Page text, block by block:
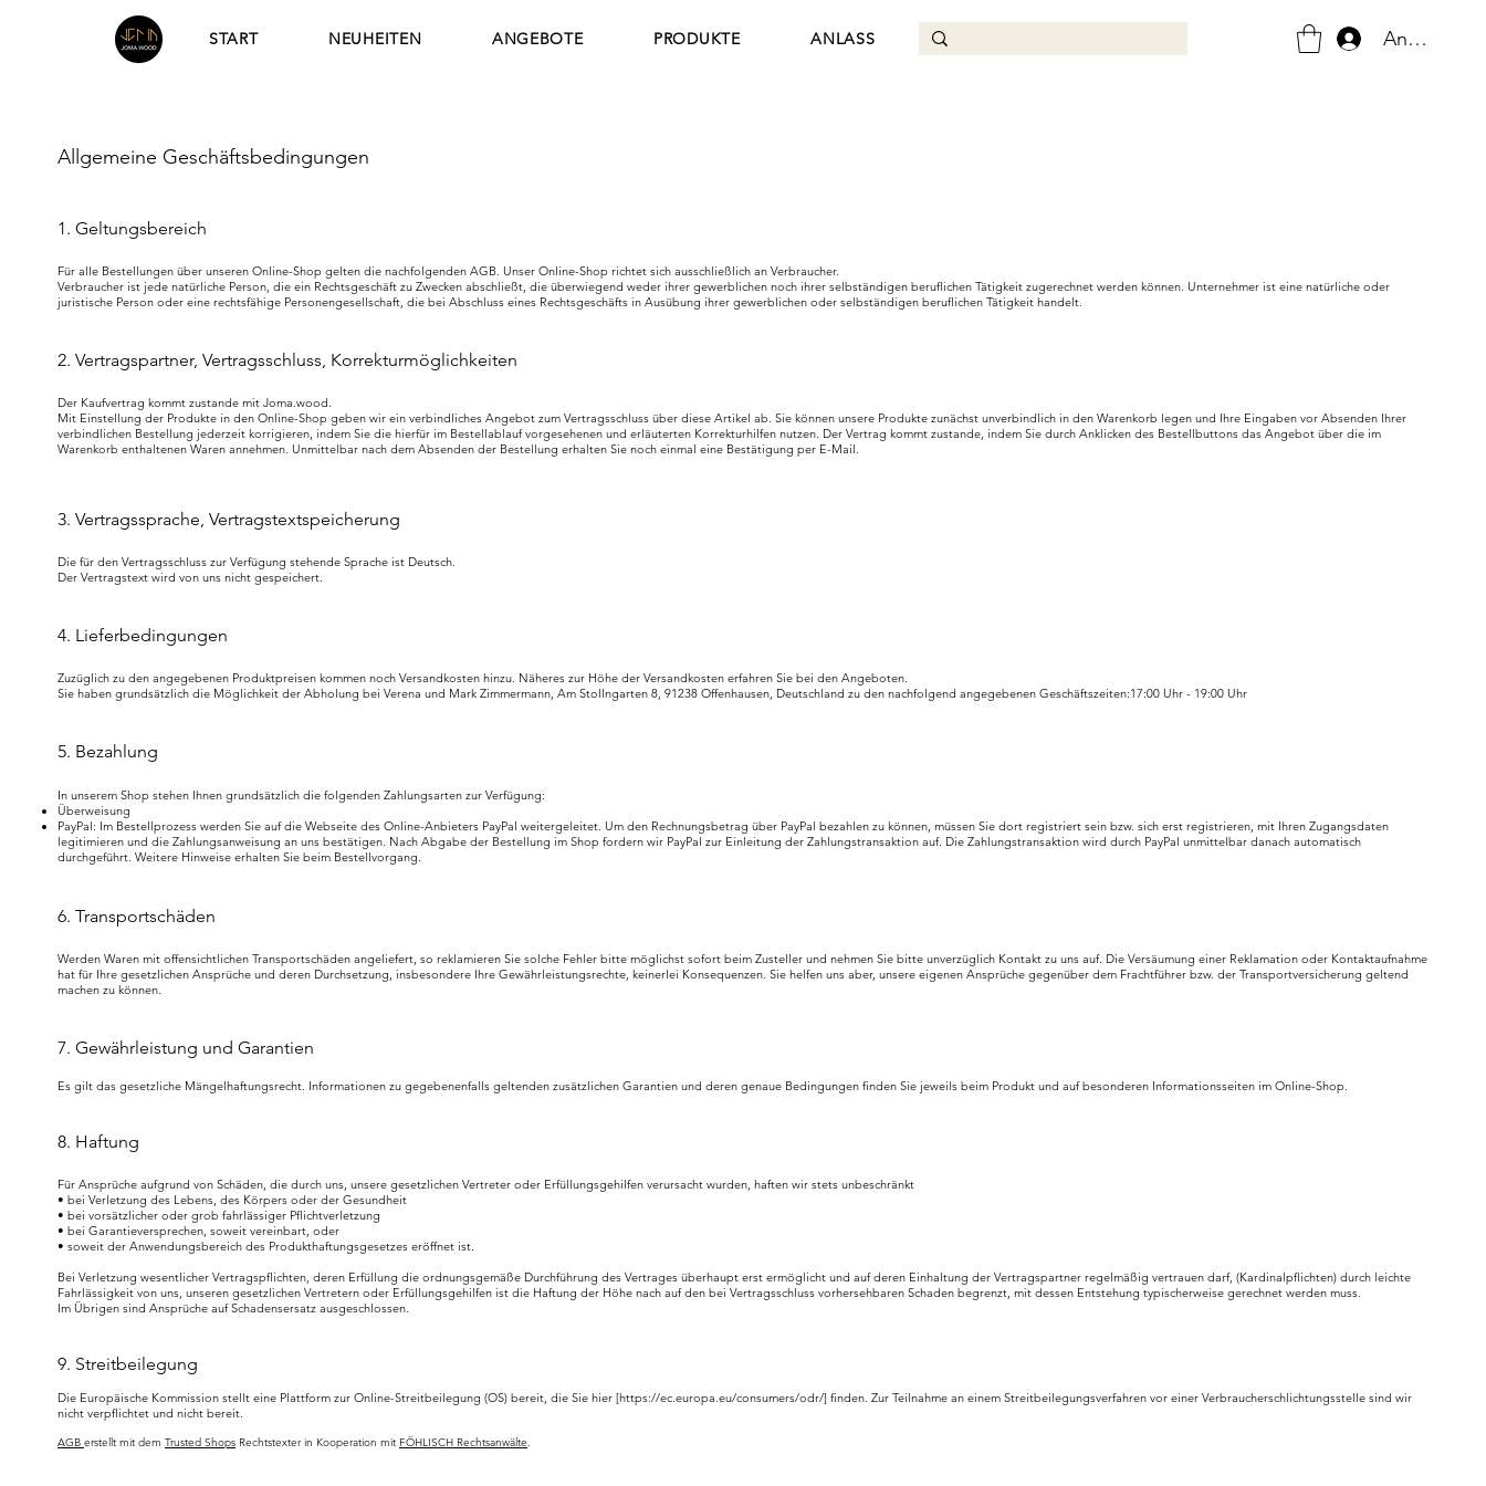
START NEUHEITEN ANGEBOTE PRODUKTE ANLASS Anmelden
Allgemeine Geschäftsbedingungen
1. Geltungsbereich
Für alle Bestellungen über unseren Online-Shop gelten die nachfolgenden AGB. Unser Online-Shop richtet sich ausschließlich an Verbraucher.
Verbraucher ist jede natürliche Person, die ein Rechtsgeschäft zu Zwecken abschließt, die überwiegend weder ihrer gewerblichen noch ihrer selbständigen beruflichen Tätigkeit zugerechnet werden können. Unternehmer ist eine natürliche oder
juristische Person oder eine rechtsfähige Personengesellschaft, die bei Abschluss eines Rechtsgeschäfts in Ausübung ihrer gewerblichen oder selbständigen beruflichen Tätigkeit handelt.
2. Vertragspartner, Vertragsschluss, Korrekturmöglichkeiten
Der Kaufvertrag kommt zustande mit Joma.wood.
Mit Einstellung der Produkte in den Online-Shop geben wir ein verbindliches Angebot zum Vertragsschluss über diese Artikel ab. Sie können unsere Produkte zunächst unverbindlich in den Warenkorb legen und Ihre Eingaben vor Absenden Ihrer
verbindlichen Bestellung jederzeit korrigieren, indem Sie die hierfür im Bestellablauf vorgesehenen und erläuterten Korrekturhilfen nutzen. Der Vertrag kommt zustande, indem Sie durch Anklicken des Bestellbuttons das Angebot über die im
Warenkorb enthaltenen Waren annehmen. Unmittelbar nach dem Absenden der Bestellung erhalten Sie noch einmal eine Bestätigung per E-Mail.
3. Vertragssprache, Vertragstextspeicherung
Die für den Vertragsschluss zur Verfügung stehende Sprache ist Deutsch.
Der Vertragstext wird von uns nicht gespeichert.
4. Lieferbedingungen
Zuzüglich zu den angegebenen Produktpreisen kommen noch Versandkosten hinzu. Näheres zur Höhe der Versandkosten erfahren Sie bei den Angeboten.
Sie haben grundsätzlich die Möglichkeit der Abholung bei Verena und Mark Zimmermann, Am Stollngarten 8, 91238 Offenhausen, Deutschland zu den nachfolgend angegebenen Geschäftszeiten:17:00 Uhr - 19:00 Uhr
5. Bezahlung
In unserem Shop stehen Ihnen grundsätzlich die folgenden Zahlungsarten zur Verfügung:
Überweisung
PayPal: Im Bestellprozess werden Sie auf die Webseite des Online-Anbieters PayPal weitergeleitet. Um den Rechnungsbetrag über PayPal bezahlen zu können, müssen Sie dort registriert sein bzw. sich erst registrieren, mit Ihren Zugangsdaten
legitimieren und die Zahlungsanweisung an uns bestätigen. Nach Abgabe der Bestellung im Shop fordern wir PayPal zur Einleitung der Zahlungstransaktion auf. Die Zahlungstransaktion wird durch PayPal unmittelbar danach automatisch
durchgeführt. Weitere Hinweise erhalten Sie beim Bestellvorgang.
6. Transportschäden
Werden Waren mit offensichtlichen Transportschäden angeliefert, so reklamieren Sie solche Fehler bitte möglichst sofort beim Zusteller und nehmen Sie bitte unverzüglich Kontakt zu uns auf. Die Versäumung einer Reklamation oder Kontaktaufnahme
hat für Ihre gesetzlichen Ansprüche und deren Durchsetzung, insbesondere Ihre Gewährleistungsrechte, keinerlei Konsequenzen. Sie helfen uns aber, unsere eigenen Ansprüche gegenüber dem Frachtführer bzw. der Transportversicherung geltend
machen zu können.
7. Gewährleistung und Garantien
Es gilt das gesetzliche Mängelhaftungsrecht. Informationen zu gegebenenfalls geltenden zusätzlichen Garantien und deren genaue Bedingungen finden Sie jeweils beim Produkt und auf besonderen Informationsseiten im Online-Shop.
8. Haftung
Für Ansprüche aufgrund von Schäden, die durch uns, unsere gesetzlichen Vertreter oder Erfüllungsgehilfen verursacht wurden, haften wir stets unbeschränkt
• bei Verletzung des Lebens, des Körpers oder der Gesundheit
• bei vorsätzlicher oder grob fahrlässiger Pflichtverletzung
• bei Garantieversprechen, soweit vereinbart, oder
• soweit der Anwendungsbereich des Produkthaftungsgesetzes eröffnet ist.
Bei Verletzung wesentlicher Vertragspflichten, deren Erfüllung die ordnungsgemäße Durchführung des Vertrages überhaupt erst ermöglicht und auf deren Einhaltung der Vertragspartner regelmäßig vertrauen darf, (Kardinalpflichten) durch leichte
Fahrlässigkeit von uns, unseren gesetzlichen Vertretern oder Erfüllungsgehilfen ist die Haftung der Höhe nach auf den bei Vertragsschluss vorhersehbaren Schaden begrenzt, mit dessen Entstehung typischerweise gerechnet werden muss.
Im Übrigen sind Ansprüche auf Schadensersatz ausgeschlossen.
9. Streitbeilegung
Die Europäische Kommission stellt eine Plattform zur Online-Streitbeilegung (OS) bereit, die Sie hier [https://ec.europa.eu/consumers/odr/] finden. Zur Teilnahme an einem Streitbeilegungsverfahren vor einer Verbraucherschlichtungsstelle sind wir
nicht verpflichtet und nicht bereit.
AGB erstellt mit dem Trusted Shops Rechtstexter in Kooperation mit FÖHLISCH Rechtsanwälte.